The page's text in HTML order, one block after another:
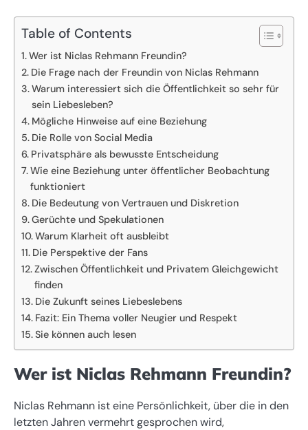
Table of Contents
Wer ist Niclas Rehmann Freundin?
Die Frage nach der Freundin von Niclas Rehmann
Warum interessiert sich die Öffentlichkeit so sehr für
sein Liebesleben?
Mögliche Hinweise auf eine Beziehung
Die Rolle von Social Media
Privatsphäre als bewusste Entscheidung
Wie eine Beziehung unter öffentlicher Beobachtung
funktioniert
Die Bedeutung von Vertrauen und Diskretion
Gerüchte und Spekulationen
Warum Klarheit oft ausbleibt
Die Perspektive der Fans
Zwischen Öffentlichkeit und Privatem Gleichgewicht
finden
Die Zukunft seines Liebeslebens
Fazit: Ein Thema voller Neugier und Respekt
Sie können auch lesen
Wer ist Niclas Rehmann Freundin?
Niclas Rehmann ist eine Persönlichkeit, über die in den
letzten Jahren vermehrt gesprochen wird,